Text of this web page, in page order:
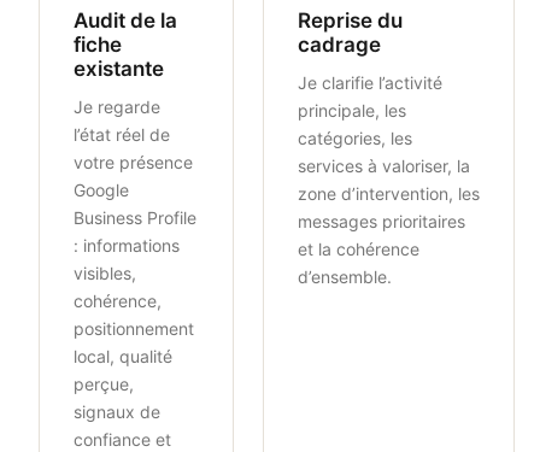
Audit de la
fiche
existante
Je regarde
l’état réel de
votre présence
Google
Business Profile
: informations
visibles,
cohérence,
positionnement
local, qualité
perçue,
signaux de
confiance et
Reprise du
cadrage
Je clarifie l’activité
principale, les
catégories, les
services à valoriser, la
zone d’intervention, les
messages prioritaires
et la cohérence
d’ensemble.